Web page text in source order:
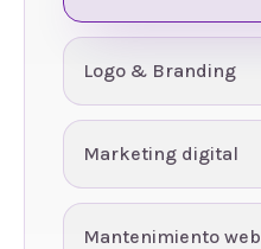
Logo & Branding
Marketing digital
Mantenimiento web